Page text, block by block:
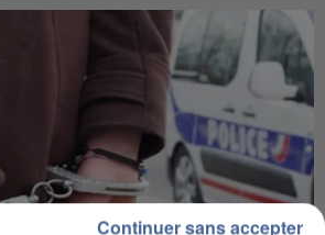
Continuer sans accepter